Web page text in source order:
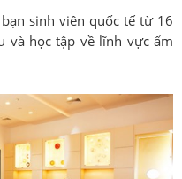
sinh viên quốc tế từ 16
và học tập về lĩnh vực ẩm